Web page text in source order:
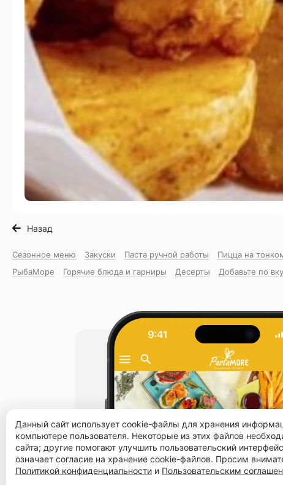
Назад
Сезонное меню Закуски Паста ручной работы Пицца на
РыбаМоре
Горячие блюда и гарниры Десерты Добавьте по
Данный сайт использует cookie-файлы для хранения
компьютере пользователя. Некоторые из этих файлов
сайта; другие помогают улучшить пользовательский
означает согласие на хранение cookie-файлов. Просим
Политикой конфиденциальности и Пользовательским